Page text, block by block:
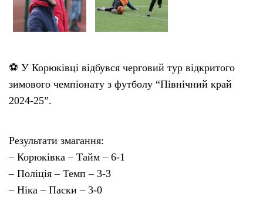
⚽️ У Корюківці відбувся черговий тур відкритого
зимового чемпіонату з футболу “Північний край
2024-25”.
Результати змагання:
– Корюківка – Тайм – 6-1
– Поліція – Темп – 3-3
– Ніка – Паски – 3-0